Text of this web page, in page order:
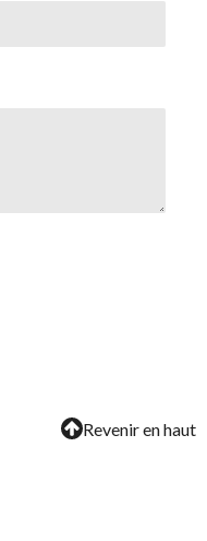
Revenir en haut